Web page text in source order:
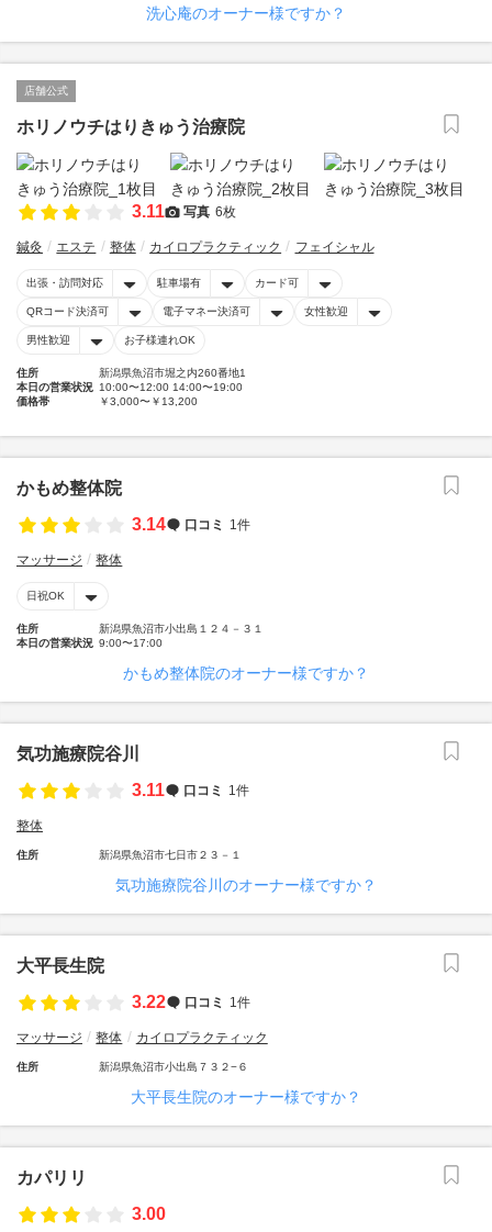
洗心庵のオーナー様ですか？
店舗公式
ホリノウチはりきゅう治療院
3.11 写真 6枚
鍼灸 エステ 整体 カイロプラクティック フェイシャル
出張・訪問対応 駐車場有 カード可
QRコード決済可 電子マネー決済可 女性歓迎
男性歓迎 お子様連れOK
住所
新潟県魚沼市堀之内260番地1
本日の営業状況 10:00〜12:00 14:00〜19:00
価格帯
￥3,000〜￥13,200
かもめ整体院
3.14
口コミ 1件
マッサージ 整体
日祝OK
住所
新潟県魚沼市小出島１２４－３１
本日の営業状況 9:00〜17:00
かもめ整体院のオーナー様ですか？
気功施療院谷川
3.11
口コミ 1件
整体
住所 新潟県魚沼市七日市２３－１
気功施療院谷川のオーナー様ですか？
大平長生院
3.22
口コミ 1件
マッサージ 整体 カイロプラクティック
住所 新潟県魚沼市小出島７３２−６
大平長生院のオーナー様ですか？
カパリリ
3.00